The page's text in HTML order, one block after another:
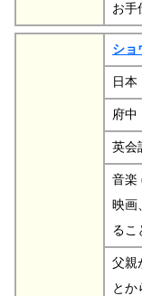
お手
ショ
日本
府中
英会
音楽
映画
るこ
父親
とか